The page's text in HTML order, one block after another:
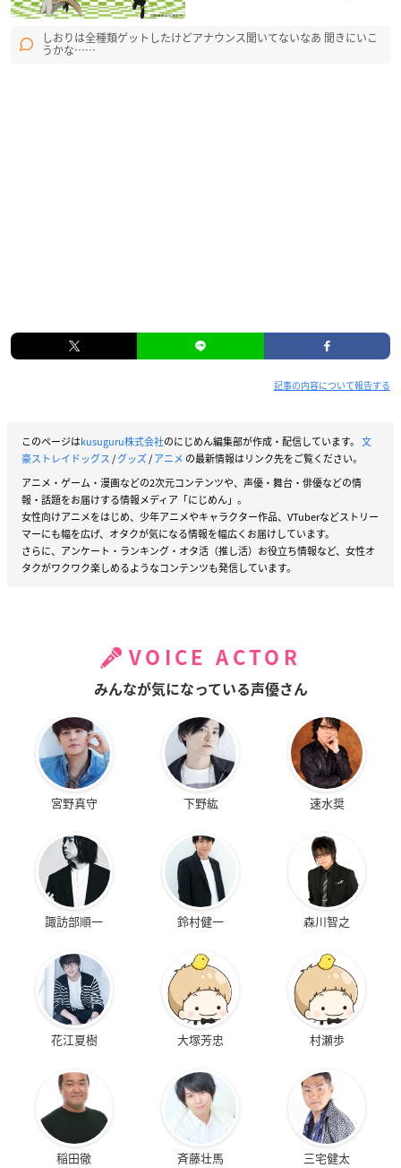
しおりは全種類ゲットしたけどアナウンス聞いてないなあ 聞きにいこ
うかな……
記事の内容について報告する
このページはkusuguru株式会社のにじめん編集部が作成・配信しています。 文
豪ストレイドッグス/グッズ/アニメ の最新情報はリンク先をご覧ください。
アニメ・ゲーム・漫画などの2次元コンテンツや、声優・舞台・俳優などの情
報・話題をお届けする情報メディア「にじめん」。
女性向けアニメをはじめ、少年アニメやキャラクター作品、VTuberなどストリー
マーにも幅を広げ、オタクが気になる情報を幅広くお届けしています。
さらに、アンケート・ランキング・オタ活（推し活）お役立ち情報など、女性オ
タクがワクワク楽しめるようなコンテンツも発信しています。
VOICE ACTOR
みんなが気になっている声優さん
宮野真守 下野紘 速水奨
諏訪部順一 鈴村健一 森川智之
花江夏樹 大塚芳忠 村瀬歩
稲田徹 斉藤壮馬 三宅健太